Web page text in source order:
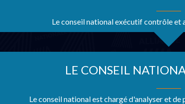
Le conseil national exécutif contrôle et
LE CONSEIL
Le conseil national est chargé d'analyser et